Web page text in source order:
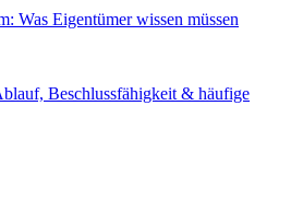
Was Eigentümer wissen müssen
Beschlussfähigkeit & häufige